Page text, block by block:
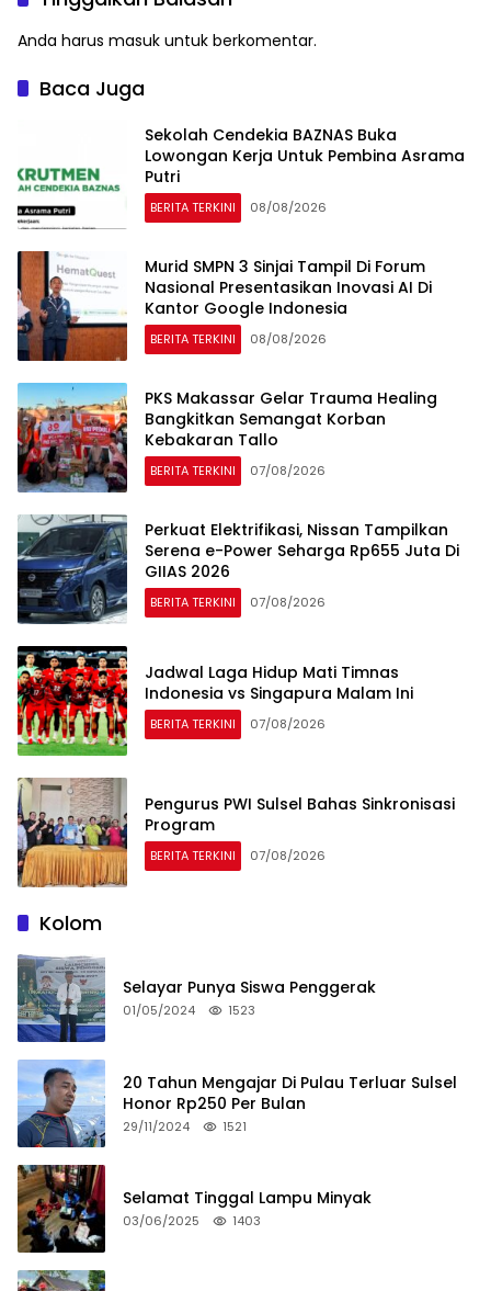
Anda harus masuk untuk berkomentar.
Baca Juga
Sekolah Cendekia BAZNAS Buka
Lowongan Kerja Untuk Pembina Asrama
Putri
BERITA TERKINI 08/08/2026
Murid SMPN 3 Sinjai Tampil Di Forum
Nasional Presentasikan Inovasi AI Di
Kantor Google Indonesia
BERITA TERKINI 08/08/2026
PKS Makassar Gelar Trauma Healing
Bangkitkan Semangat Korban
Kebakaran Tallo
BERITA TERKINI 07/08/2026
Perkuat Elektrifikasi, Nissan Tampilkan
Serena e-Power Seharga Rp655 Juta Di
GIIAS 2026
BERITA TERKINI 07/08/2026
Jadwal Laga Hidup Mati Timnas
Indonesia vs Singapura Malam Ini
BERITA TERKINI 07/08/2026
Pengurus PWI Sulsel Bahas Sinkronisasi
Program
BERITA TERKINI 07/08/2026
Kolom
Selayar Punya Siswa Penggerak
01/05/2024 1523
20 Tahun Mengajar Di Pulau Terluar Sulsel
Honor Rp250 Per Bulan
29/11/2024 1521
Selamat Tinggal Lampu Minyak
03/06/2025 1403